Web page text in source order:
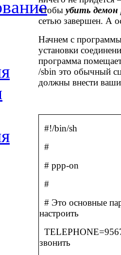
чтобы убить демон
сетью завершен. А
Начнем с
установки
программа
/sbin это обычный
должны внести
#!/bin/sh
#
# ppp-on
#
# Это основные
настроить
звонить